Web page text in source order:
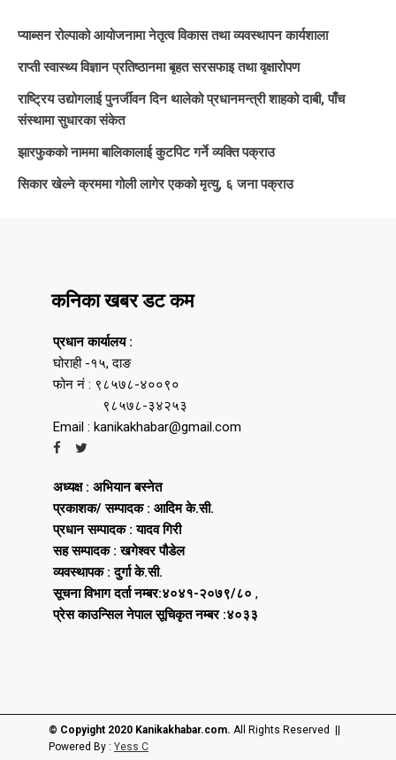
प्याब्सन रोल्पाको आयोजनामा नेतृत्व विकास तथा व्यवस्थापन कार्यशाला
राप्ती स्वास्थ्य विज्ञान प्रतिष्ठानमा बृहत सरसफाइ तथा वृक्षारोपण
राष्ट्रिय उद्योगलाई पुनर्जीवन दिन थालेको प्रधानमन्त्री शाहको दाबी, पाँच
संस्थामा सुधारका संकेत
झारफुकको नाममा बालिकालाई कुटपिट गर्ने व्यक्ति पक्राउ
सिकार खेल्ने क्रममा गोली लागेर एकको मृत्यु, ६ जना पक्राउ
कनिका खबर डट कम
प्रधान कार्यालय :
घोराही -१५, दाङ
फोन नं : ९८५७८-४००९०
९८५७८-३४२५३
Email : kanikakhabar@gmail.com
अध्यक्ष : अभियान बस्नेत
प्रकाशक/ सम्पादक : आदिम के.सी.
प्रधान सम्पादक : यादव गिरी
सह सम्पादक : खगेश्वर पौडेल
व्यवस्थापक : दुर्गा के.सी.
सूचना विभाग दर्ता नम्बर:४०४१-२०७९/८० ,
प्रेस काउन्सिल नेपाल सूचिकृत नम्बर :४०३३
© Copyight 2020 Kanikakhabar.com. All Rights Reserved ||
Powered By : Yess C